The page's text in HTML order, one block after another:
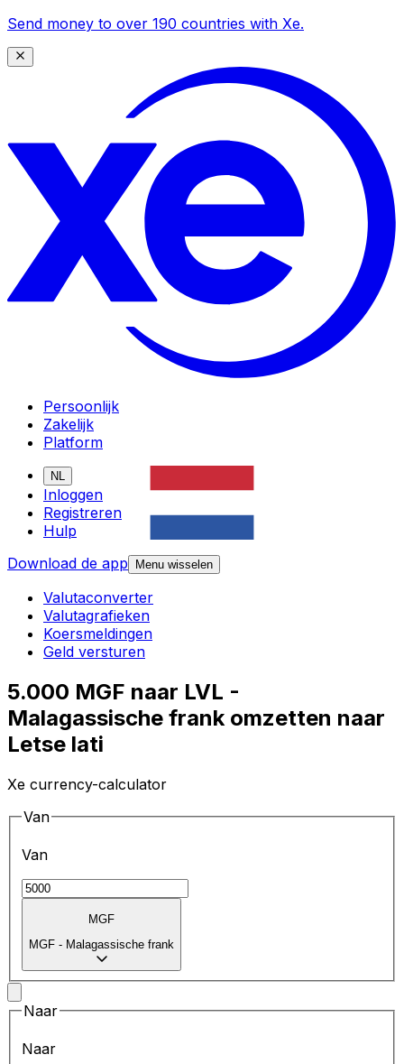
Send money to over 190 countries with Xe.
Persoonlijk
Zakelijk
Platform
NL
Inloggen
Registreren
Hulp
Download de app
Menu wisselen
Valutaconverter
Valutagrafieken
Koersmeldingen
Geld versturen
5.000 MGF naar LVL -
Malagassische frank omzetten naar
Letse lati
Xe currency-calculator
Van
Van
MGF
MGF - Malagassische frank
Naar
Naar